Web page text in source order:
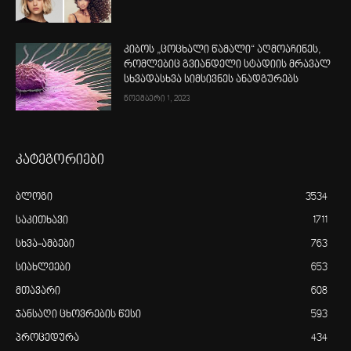
კიბოს „ცოცხალი წამალი“ აღმოაჩინეს,
რომლებიც გვიანდელი სტადიის მრავალ
სხვადასხვა სიმსივნეს ანადგურებს
ნოემბერი 1, 2023
კატეგორიები
ბლოგი 3534
საკითხავი 1711
სხვა-ამბები 763
სიახლეები 653
მთავარი 608
ჯანსაღი ცხოვრების წესი 593
პროცედურა 434